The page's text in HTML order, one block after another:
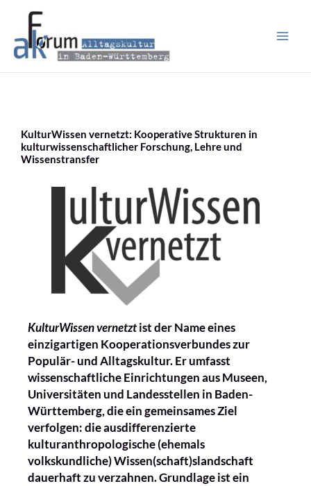
springen
KulturWissen vernetzt: Kooperative Strukturen in
kulturwissenschaftlicher Forschung, Lehre und
Wissenstransfer
KulturWissen vernetztist der Name eines
einzigartigen Kooperationsverbundes zur
Populär- und Alltagskultur. Er umfasst
wissenschaftliche Einrichtungen aus Museen,
Universitäten und Landesstellen in Baden-
Württemberg, die ein gemeinsames Ziel
verfolgen: die ausdifferenzierte
kulturanthropologische (ehemals
volkskundliche) Wissen(schaft)slandschaft
dauerhaft zu verzahnen. Grundlage ist ein